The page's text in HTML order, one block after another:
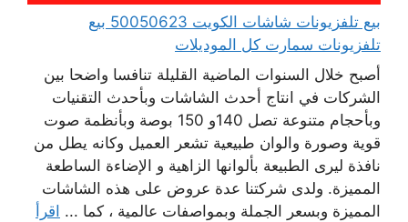
بيع تلفزيونات شاشات الكويت 50050623 بيع
تلفزيونات سمارت كل الموديلات
أصبح خلال السنوات الماضية القليلة تنافسا واضحا بين
الشركات في انتاج أحدث الشاشات وبأحدث التقنيات
وبأحجام متنوعة تصل 140و 150 بوصة وبأنظمة صوت
قوية وصورة والوان طبيعية تشعر العميل وكانه يطل من
نافذة ليرى الطبيعة بألوانها الزاهية و الإضاءة الساطعة
المميزة. ولدى شركتنا عدة عروض على هذه الشاشات
المميزة وبسعر الجملة وبمواصفات عالمية ، كما ... اقرأ